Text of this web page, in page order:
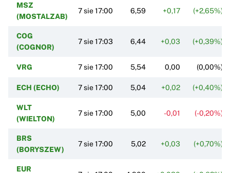
MSZ
(MOSTALZAB)
7 sie 17:00 6,59 +0,17 (+2,65%)
COG
(COGNOR)
7 sie 17:03 6,44 +0,03 (+0,39%)
VRG 7 sie 17:00 5,54 0,00 (0,00%)
ECH (ECHO) 7 sie 17:00 5,04 +0,02 (+0,40%)
WLT
(WIELTON)
7 sie 17:00 5,00 -0,01 (-0,20%)
BRS
(BORYSZEW)
7 sie 17:00 5,02 +0,03 (+0,70%)
EUR